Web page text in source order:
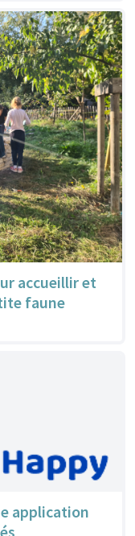
accueillir et
faune
application